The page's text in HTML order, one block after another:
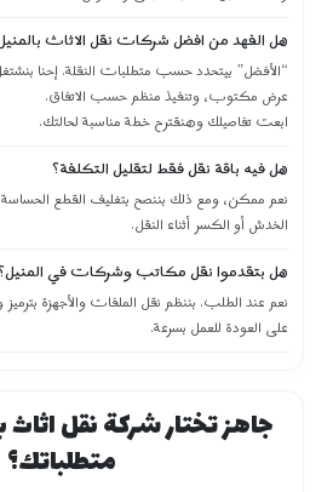
هل الفهد من افضل شركات نقل الاثاث
“الأفضل” بيتحدد حسب متطلبات النقلة. إحنا
عرض مكتوب، وتنفيذ منظم حسب الاتفاق.
ابعت تفاصيلك وهنقترح خطة مناسبة لحالتك.
هل فيه باقة نقل فقط لتقليل التكلفة؟
نعم ممكن، ومع ذلك بننصح بتغليف القطع الحساسة
الخدش أو الكسر أثناء النقل.
هل بتقدموا نقل مكاتب وشركات في
نعم عند الطلب. بننظم نقل الملفات والأجهزة
على العودة للعمل بسرعة.
جاهز تختار شركة نقل
متطلباتك؟